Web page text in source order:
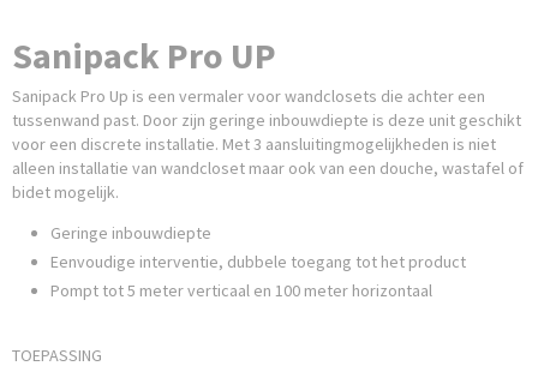
Sanipack Pro UP
Sanipack Pro Up is een vermaler voor wandclosets die achter een
tussenwand past. Door zijn geringe inbouwdiepte is deze unit geschikt
voor een discrete installatie. Met 3 aansluitingmogelijkheden is niet
alleen installatie van wandcloset maar ook van een douche, wastafel of
bidet mogelijk.
Geringe inbouwdiepte
Eenvoudige interventie, dubbele toegang tot het product
Pompt tot 5 meter verticaal en 100 meter horizontaal
TOEPASSING